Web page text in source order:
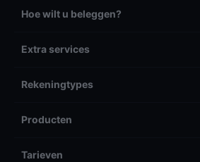
Hoe wilt u beleggen?
Extra services
Rekeningtypes
Producten
Tarieven